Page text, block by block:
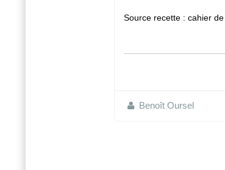
Source recette : cahier
Benoît Oursel